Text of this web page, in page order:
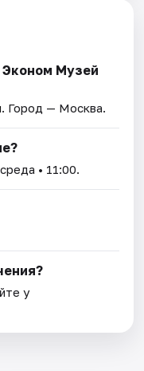
Эконом Музей
. Город — Москва.
среда • 11:00.
у